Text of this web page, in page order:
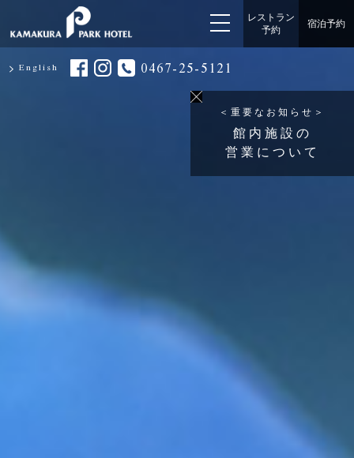
レストラン
予約
宿泊予約
＜重要なお知らせ＞
館内施設の
営業について
English 0467-25-5121